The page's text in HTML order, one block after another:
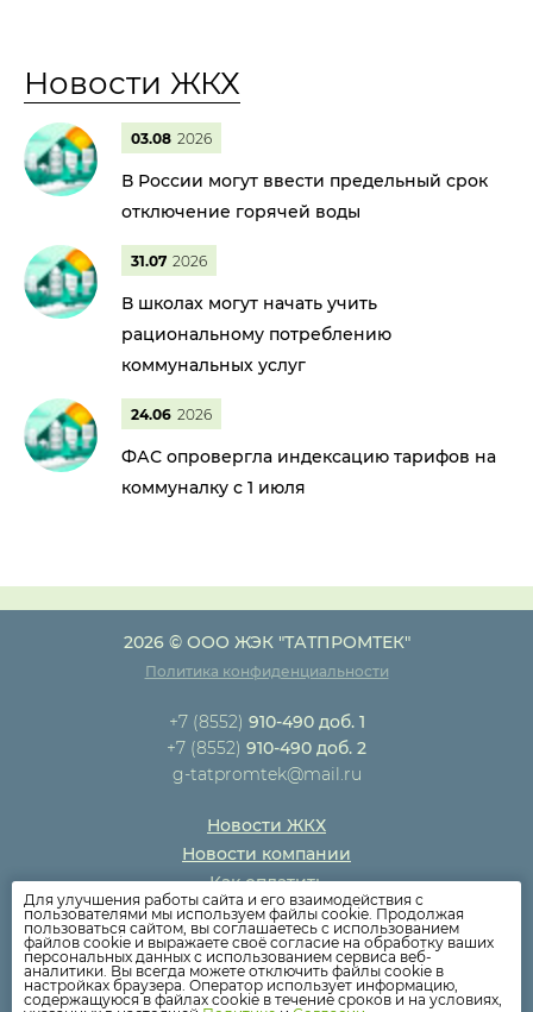
Новости ЖКХ
03.08 2026
В России могут ввести предельный срок
отключение горячей воды
31.07 2026
В школах могут начать учить
рациональному потреблению
коммунальных услуг
24.06 2026
ФАС опровергла индексацию тарифов на
коммуналку с 1 июля
2026 © ООО ЖЭК "ТАТПРОМТЕК"
Политика конфиденциальности
+7 (8552) 910-490 доб. 1
+7 (8552) 910-490 доб. 2
g-tatpromtek@mail.ru
Новости ЖКХ
Новости компании
Как оплатить
Дома
Раскрытие информации
Вопросы
Для улучшения работы сайта и его взаимодействия с
пользователями мы используем файлы cookie. Продолжая
пользоваться сайтом, вы соглашаетесь с использованием
файлов cookie и выражаете своё согласие на обработку ваших
персональных данных с использованием сервиса веб-
аналитики. Вы всегда можете отключить файлы cookie в
настройках браузера. Оператор использует информацию,
содержащуюся в файлах cookie в течение сроков и на условиях,